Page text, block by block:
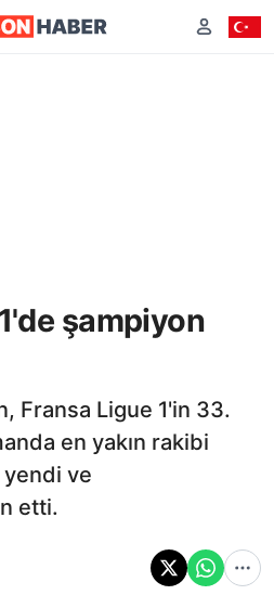
şampiyon
Fransa Ligue 1'in 33.
en yakın rakibi
yendi ve
etti.